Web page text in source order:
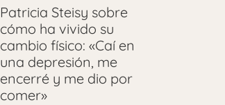
Patricia Steisy sobre
cómo ha vivido su
cambio físico: «Caí en
una depresión, me
encerré y me dio por
comer»